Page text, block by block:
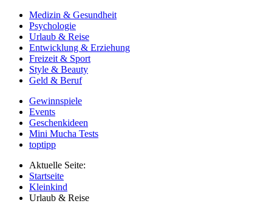
Medizin & Gesundheit
Psychologie
Urlaub & Reise
Entwicklung & Erziehung
Freizeit & Sport
Style & Beauty
Geld & Beruf
Gewinnspiele
Events
Geschenkideen
Mini Mucha Tests
toptipp
Aktuelle Seite:
Startseite
Kleinkind
Urlaub & Reise